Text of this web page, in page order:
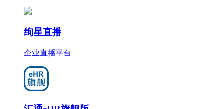
绚星直播
企业直播平台